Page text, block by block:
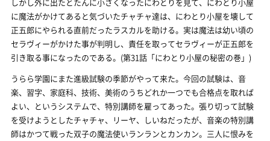
に魔法がかけてあると気づいたチャチャ達は、にわとり小屋を壊して
正五郎にやられる直前だったラスカルを助ける。実は魔法は幼い頃の
セラヴィーがかけた事が判明し、責任を取ってセラヴィーが正五郎を
引き取る事になったのである。(第31話「にわとり小屋の秘密の巻」)
うらら学園にまた進級試験の季節がやって来た。今回の試験は、音
楽、習字、家庭科、技術、美術のうちどれか一つでも合格点を取れば
よい、というシステムで、特別講師を雇ってあった。張り切って試験
を受けようとしたチャチャ、リーヤ、しいねだったが、音楽の特別講
師はかつて戦った双子の魔法使いランランとカンカン。三人に恨みを